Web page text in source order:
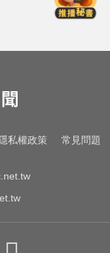
名
虎敗
隱私權政策 常見問題